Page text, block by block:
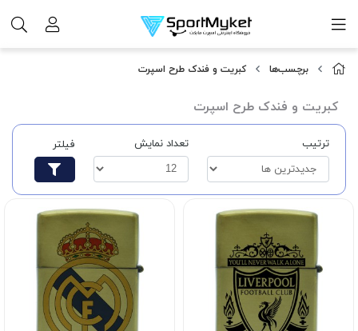
برچسب‌ها کبریت و فندک طرح اسپرت
کبریت و فندک طرح اسپرت
ترتیب تعداد نمایش فیلتر